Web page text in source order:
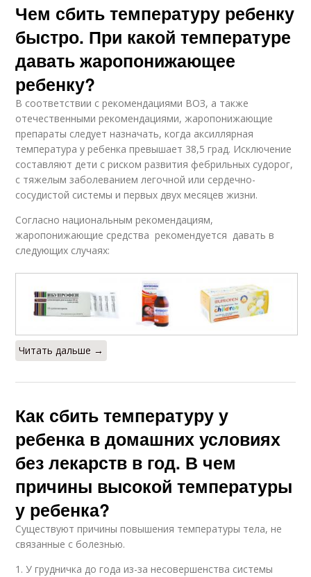
Чем сбить температуру ребенку
быстро. При какой температуре
давать жаропонижающее
ребенку?
В соответствии с рекомендациями ВОЗ, а также
отечественными рекомендациями, жаропонижающие
препараты следует назначать, когда аксиллярная
температура у ребенка превышает 38,5 град. Исключение
составляют дети с риском развития фебрильных судорог,
с тяжелым заболеванием легочной или сердечно-
сосудистой системы и первых двух месяцев жизни.
Согласно национальным рекомендациям,
жаропонижающие средства рекомендуется давать в
следующих случаях:
Читать дальше →
Как сбить температуру у
ребенка в домашних условиях
без лекарств в год. В чем
причины высокой температуры
у ребенка?
Существуют причины повышения температуры тела, не
связанные с болезнью.
1. У грудничка до года из-за несовершенства системы